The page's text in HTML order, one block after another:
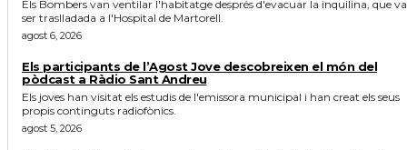
Els Bombers van ventilar l'habitatge després d'evacuar la inquilina, que va
ser traslladada a l'Hospital de Martorell.
agost 6, 2026
Els participants de l’Agost Jove descobreixen el món del
pòdcast a Ràdio Sant Andreu
Els joves han visitat els estudis de l'emissora municipal i han creat els seus
propis continguts radiofònics.
agost 5, 2026